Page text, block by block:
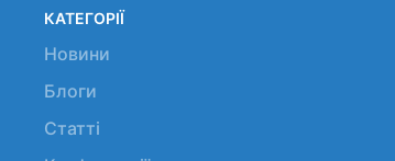
КАТЕГОРІЇ
Новини
Блоги
Статті